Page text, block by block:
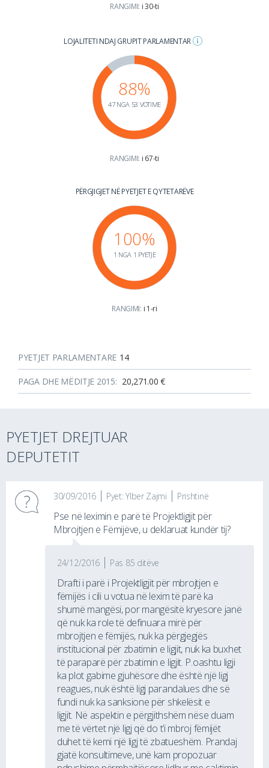
RANGIMI: i 30-ti
LOJALITETI NDAJ GRUPIT PARLAMENTAR
88%
47 NGA 53 VOTIME
RANGIMI: i 67-ti
PËRGJIGJET NË PYETJET E QYTETARËVE
100%
1 NGA 1 PYETJE
RANGIMI: i 1-ri
PYETJET PARLAMENTARE 14
PAGA DHE MËDITJE 2015: 20,271.00 €
PYETJET DREJTUAR
DEPUTETIT
30/09/2016 Pyet: Ylber Zajmi Prishtinë
Pse në leximin e parë të Projektligjit për
Mbrojtjen e Fëmijëve, u deklaruat kundër tij?
24/12/2016 Pas 85 ditëve
Drafti i parë i Projektligjit për mbrojtjen e
fëmijës i cili u votua në lexim të parë ka
shumë mangësi, por mangësitë kryesore janë
që nuk ka role të definuara mirë për
mbrojtjen e fëmijës, nuk ka përgjegjës
institucional për zbatimin e ligjit, nuk ka buxhet
të paraparë për zbatimin e ligjit. P.oashtu ligji
ka plot gabime gjuhësore dhe është një ligj
reagues, nuk është ligj parandalues dhe së
fundi nuk ka sanksione për shkelësit e
ligjit. Në aspektin e përgjithshëm nëse duam
me të vërtet një ligj që do t’i mbroj fëmijët
duhet të kemi një ligj të zbatueshëm. Prandaj
gjatë konsultimeve, unë kam propozuar